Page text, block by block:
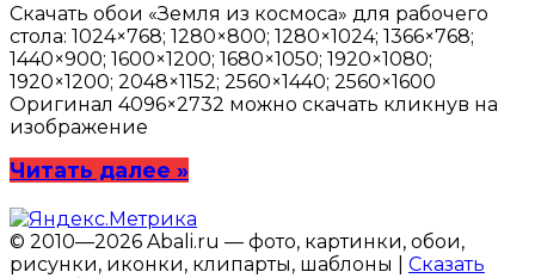
Скачать обои «Земля из космоса» для рабочего
стола: 1024×768; 1280×800; 1280×1024; 1366×768;
1440×900; 1600×1200; 1680×1050; 1920×1080;
1920×1200; 2048×1152; 2560×1440; 2560×1600
Оригинал 4096×2732 можно скачать кликнув на
изображение
Читать далее »
© 2010—2026 Abali.ru — фото, картинки, обои,
рисунки, иконки, клипарты, шаблоны | Сказать